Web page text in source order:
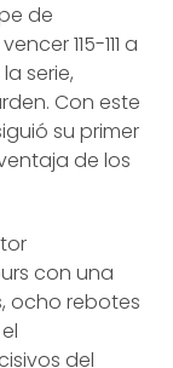
de
115-111 a
serie,
Con este
su primer
de los
con una
ocho rebotes
del